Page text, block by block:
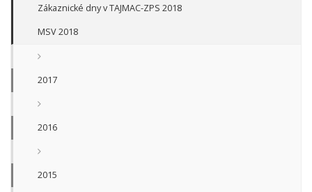
Zákaznické dny v TAJMAC-ZPS 2018
MSV 2018
2017
2016
2015